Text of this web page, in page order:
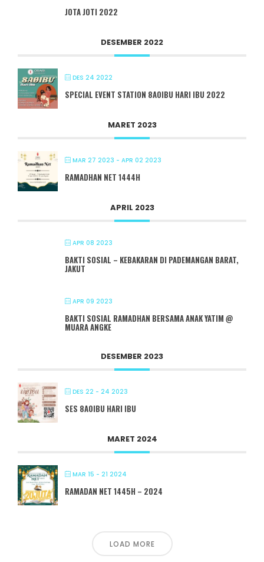
JOTA JOTI 2022
DESEMBER 2022
DES 24 2022
SPECIAL EVENT STATION 8A0IBU HARI IBU 2022
MARET 2023
MAR 27 2023 - APR 02 2023
RAMADHAN NET 1444H
APRIL 2023
APR 08 2023
BAKTI SOSIAL – KEBAKARAN DI PADEMANGAN BARAT,
JAKUT
APR 09 2023
BAKTI SOSIAL RAMADHAN BERSAMA ANAK YATIM @
MUARA ANGKE
DESEMBER 2023
DES 22 - 24 2023
SES 8A0IBU HARI IBU
MARET 2024
MAR 15 - 21 2024
RAMADAN NET 1445H – 2024
LOAD MORE